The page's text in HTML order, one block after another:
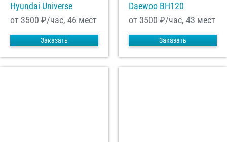
Hyundai Universe
от 3500 ₽/час, 46 мест
Заказать
Daewoo ВН120
от 3500 ₽/час, 43 мест
Заказать